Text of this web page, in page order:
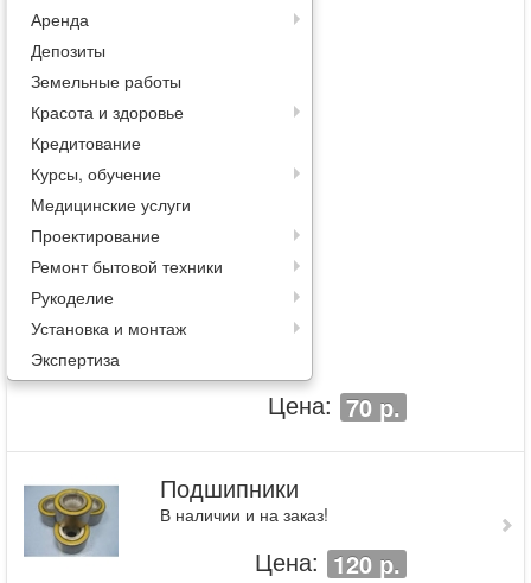
Аренда
Депозиты
Земельные работы
Красота и здоровье
Кредитование
Курсы, обучение
Медицинские услуги
Проектирование
Ремонт бытовой техники
Рукоделие
Установка и монтаж
Экспертиза
Цена: 70 р.
Подшипники
В наличии и на заказ!
Цена: 120 р.